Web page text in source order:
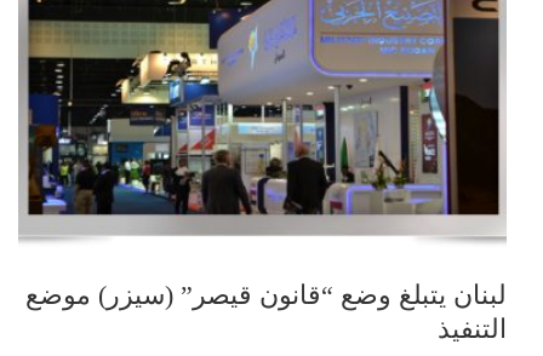
لبنان يتبلغ وضع “قانون قيصر” (سيزر) موضع
التنفيذ